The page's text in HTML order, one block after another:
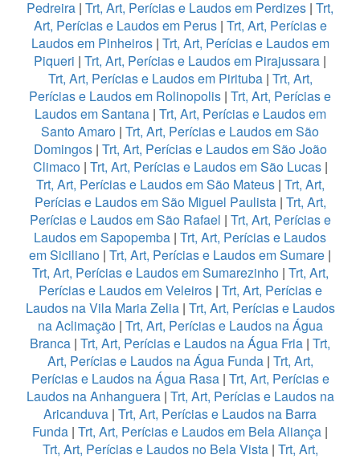
Pedreira | Trt, Art, Perícias e Laudos em Perdizes | Trt,
Art, Perícias e Laudos em Perus| Trt, Art, Perícias e
Laudos em Pinheiros| Trt, Art, Perícias e Laudos em
Piqueri | Trt, Art, Perícias e Laudos em Pirajussara |
Trt, Art, Perícias e Laudos em Pirituba| Trt, Art,
Perícias e Laudos em Rolinopolis | Trt, Art, Perícias e
Laudos em Santana| Trt, Art, Perícias e Laudos em
Santo Amaro | Trt, Art, Perícias e Laudos em São
Domingos| Trt, Art, Perícias e Laudos em São João
Climaco| Trt, Art, Perícias e Laudos em São Lucas|
Trt, Art, Perícias e Laudos em São Mateus | Trt, Art,
Perícias e Laudos em São Miguel Paulista| Trt, Art,
Perícias e Laudos em São Rafael | Trt, Art, Perícias e
Laudos em Sapopemba | Trt, Art, Perícias e Laudos
em Siciliano | Trt, Art, Perícias e Laudos em Sumare |
Trt, Art, Perícias e Laudos em Sumarezinho| Trt, Art,
Perícias e Laudos em Veleiros| Trt, Art, Perícias e
Laudos na Vila Maria Zelia| Trt, Art, Perícias e Laudos
na Aclimação| Trt, Art, Perícias e Laudos na Água
Branca | Trt, Art, Perícias e Laudos na Água Fria | Trt,
Art, Perícias e Laudos na Água Funda| Trt, Art,
Perícias e Laudos na Água Rasa | Trt, Art, Perícias e
Laudos na Anhanguera| Trt, Art, Perícias e Laudos na
Aricanduva | Trt, Art, Perícias e Laudos na Barra
Funda | Trt, Art, Perícias e Laudos em Bela Aliança |
Trt, Art, Perícias e Laudos no Bela Vista| Trt, Art,